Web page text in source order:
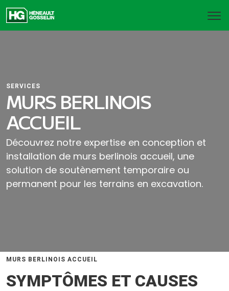
SERVICES
MURS BERLINOIS
ACCUEIL
Découvrez notre expertise en conception et
installation de murs berlinois accueil, une
solution de soutènement temporaire ou
permanent pour les terrains en excavation.
MURS BERLINOIS ACCUEIL
SYMPTÔMES ET CAUSES